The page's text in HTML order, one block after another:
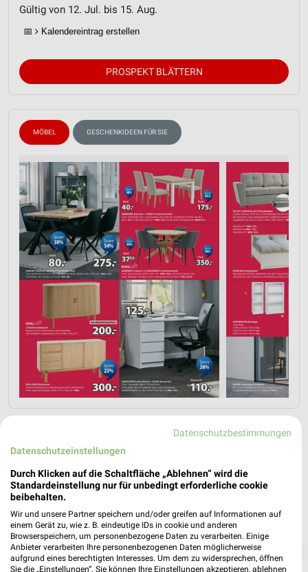
Gültig von 12. Jul. bis 15. Aug.
📅 Kalendereintrag erstellen
PROSPEKT BLÄTTERN
MÖBEL GESCHENKIDEEN FÜR SIE
Datenschutzbestimmungen
Datenschutzeinstellungen
Durch Klicken auf die Schaltfläche „Ablehnen“ wird die
Standardeinstellung nur für unbedingt erforderliche cookie
beibehalten.
Wir und unsere Partner speichern und/oder greifen auf Informationen auf
einem Gerät zu, wie z. B. eindeutige IDs in cookie und anderen
Browserspeichern, um personenbezogene Daten zu verarbeiten. Einige
Anbieter verarbeiten Ihre personenbezogenen Daten möglicherweise
aufgrund eines berechtigten Interesses. Um dem zu widersprechen, öffnen
Sie die „Einstellungen“. Sie können Ihre Einstellungen akzeptieren, ablehnen